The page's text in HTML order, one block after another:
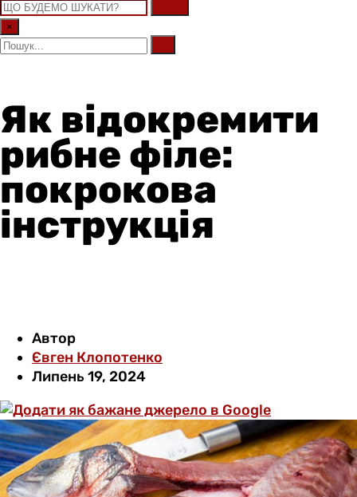
×
Як відокремити
рибне філе:
покрокова
інструкція
Автор
Євген Клопотенко
Липень 19, 2024